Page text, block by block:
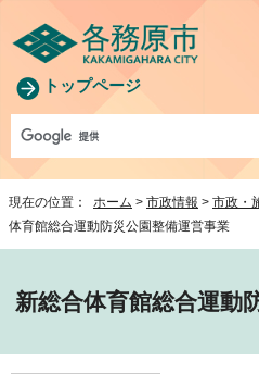
トップページ
現在の位置： ホーム > 市政情報 > 市政・
体育館総合運動防災公園整備運営事業
新総合体育館総合運動